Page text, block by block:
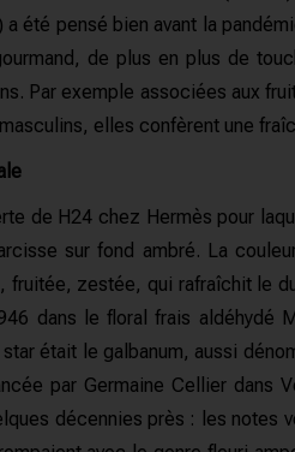
été pensé bien avant la
de plus en plus de
Par exemple associées aux
elles confèrent une
de H24 chez Hermès pour
sur fond ambré. La
fruitée, zestée, qui rafraîchit le
dans le floral frais aldéhydé
star était le galbanum, aussi
par Germaine Cellier dans
décennies près : les notes